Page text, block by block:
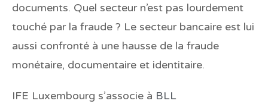
documents. Quel secteur n’est pas lourdement
touché par la fraude ? Le secteur bancaire est lui
aussi confronté à une hausse de la fraude
monétaire, documentaire et identitaire.
IFE Luxembourg s’associe à BLL